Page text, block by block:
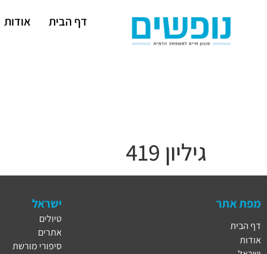
דף הבית אודות
גיליון 419
מפת אתר
דף הבית
אודות
ישראל
טיולים
אתרים
סיפורי מורשת